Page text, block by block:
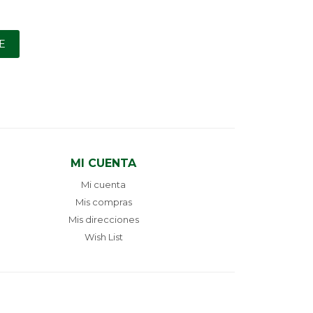
MI CUENTA
Mi cuenta
Mis compras
Mis direcciones
Wish List